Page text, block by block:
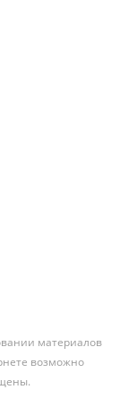
материалов
возможно